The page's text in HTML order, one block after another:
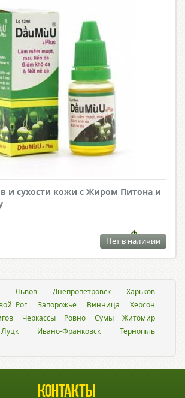
и сухости кожи с Жиром Питона и
Нет в наличии
Львов Днепропетровск
Харьков
Рог Запорожье Винница
Херсон
Черкассы Ровно Сумы
Житомир
Луцк Ивано-Франковск
Тернопіль
Контакты